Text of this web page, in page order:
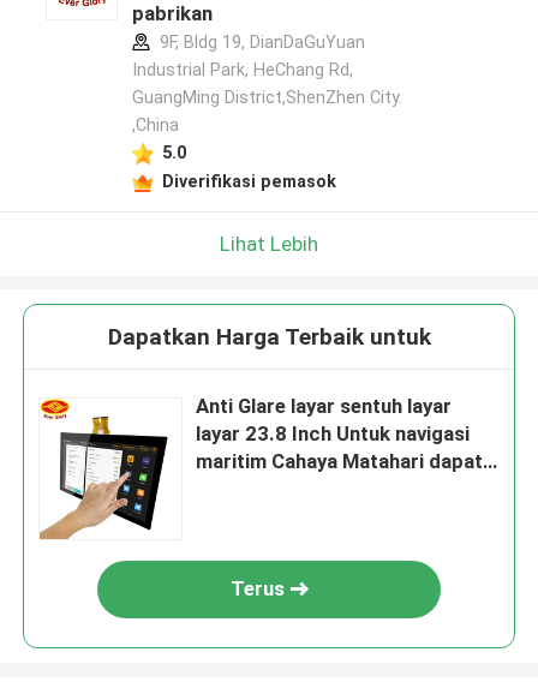
pabrikan
9F, Bldg 19, DianDaGuYuan
Industrial Park, HeChang Rd,
GuangMing District,ShenZhen City.
,China
5.0
Diverifikasi pemasok
Lihat Lebih
Dapatkan Harga Terbaik untuk
Anti Glare layar sentuh layar
layar 23.8 Inch Untuk navigasi
maritim Cahaya Matahari dapat
Terus